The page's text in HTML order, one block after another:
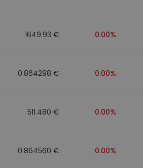
1649.93 € 0.00%
0.864298 € 0.00%
511.480 € 0.00%
0.864560 € 0.00%